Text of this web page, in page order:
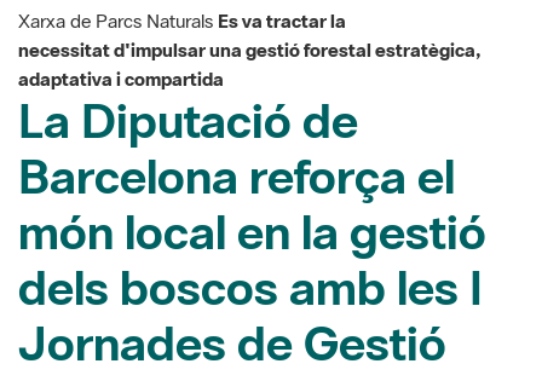
La Diputació de
Barcelona reforça el
món local en la gestió
dels boscos amb les I
Jornades de Gestió
Forestal Estratègica